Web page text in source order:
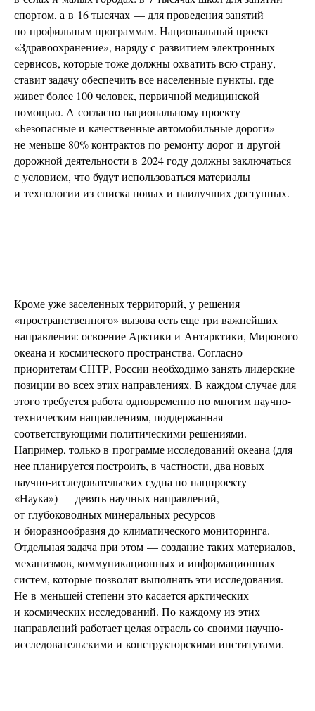
спортом, а в 16 тысячах — для проведения занятий
по профильным программам. Национальный проект
«Здравоохранение», наряду с развитием электронных
сервисов, которые тоже должны охватить всю страну,
ставит задачу обеспечить все населенные пункты, где
живет более 100 человек, первичной медицинской
помощью. А согласно национальному проекту
«Безопасные и качественные автомобильные дороги»
не меньше 80% контрактов по ремонту дорог и другой
дорожной деятельности в 2024 году должны заключаться
с условием, что будут использоваться материалы
и технологии из списка новых и наилучших доступных.
Кроме уже заселенных территорий, у решения
«пространственного» вызова есть еще три важнейших
направления: освоение Арктики и Антарктики, Мирового
океана и космического пространства. Согласно
приоритетам СНТР, России необходимо занять лидерские
позиции во всех этих направлениях. В каждом случае для
этого требуется работа одновременно по многим научно-
техническим направлениям, поддержанная
соответствующими политическими решениями.
Например, только в программе исследований океана (для
нее планируется построить, в частности, два новых
научно-исследовательских судна по нацпроекту
«Наука») — девять научных направлений,
от глубоководных минеральных ресурсов
и биоразнообразия до климатического мониторинга.
Отдельная задача при этом — создание таких материалов,
механизмов, коммуникационных и информационных
систем, которые позволят выполнять эти исследования.
Не в меньшей степени это касается арктических
и космических исследований. По каждому из этих
направлений работает целая отрасль со своими научно-
исследовательскими и конструкторскими институтами.